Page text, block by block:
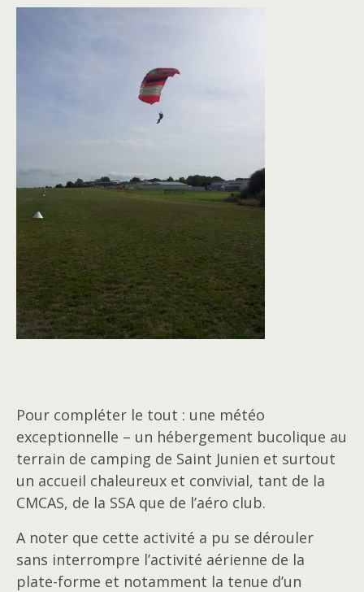
Pour compléter le tout : une météo
exceptionnelle – un hébergement bucolique au
terrain de camping de Saint Junien et surtout
un accueil chaleureux et convivial, tant de la
CMCAS, de la SSA que de l’aéro club.
A noter que cette activité a pu se dérouler
sans interrompre l’activité aérienne de la
plate-forme et notamment la tenue d’un